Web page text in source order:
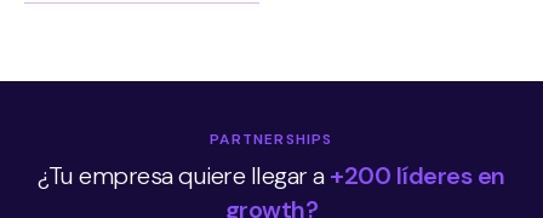
PARTNERSHIPS
¿Tu empresa quiere llegar a +200 líderes en
growth?